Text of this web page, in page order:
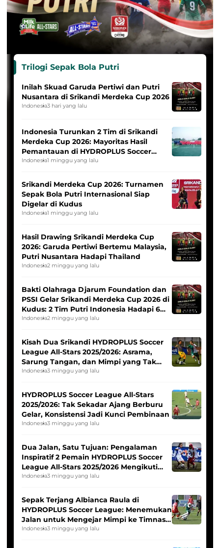
Trilogi Sepak Bola Putri
Inilah Skuad Garuda Pertiwi dan Putri
Nusantara di Srikandi Merdeka Cup 2026
Indonesia3 hari yang lalu
Indonesia Turunkan 2 Tim di Srikandi
Merdeka Cup 2026: Mayoritas Hasil
Pemantauan di HYDROPLUS Soccer
League
Indonesia1 minggu yang lalu
Srikandi Merdeka Cup 2026: Turnamen
Sepak Bola Putri Internasional Siap
Digelar di Kudus
Indonesia1 minggu yang lalu
Hasil Drawing Srikandi Merdeka Cup
2026: Garuda Pertiwi Bertemu Malaysia,
Putri Nusantara Hadapi Thailand
Indonesia2 minggu yang lalu
Bakti Olahraga Djarum Foundation dan
PSSI Gelar Srikandi Merdeka Cup 2026 di
Kudus: 2 Tim Putri Indonesia Hadapi 6
Tim Asia
Indonesia2 minggu yang lalu
Kisah Dua Srikandi HYDROPLUS Soccer
League All-Stars 2025/2026: Asrama,
Sarung Tangan, dan Mimpi yang Tak
Pernah Padam
Indonesia3 minggu yang lalu
HYDROPLUS Soccer League All-Stars
2025/2026: Tak Sekadar Ajang Berburu
Gelar, Konsistensi Jadi Kunci Pembinaan
Indonesia3 minggu yang lalu
Dua Jalan, Satu Tujuan: Pengalaman
Inspiratif 2 Pemain HYDROPLUS Soccer
League All-Stars 2025/2026 Mengikuti
Seleksi Timnas Indonesia Putri
Indonesia3 minggu yang lalu
Sepak Terjang Albianca Raula di
HYDROPLUS Soccer League: Menemukan
Jalan untuk Mengejar Mimpi ke Timnas
Indonesia Putri
Indonesia3 minggu yang lalu